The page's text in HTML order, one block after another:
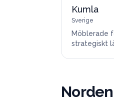
Kumla
Sverige
Möblerade
strategiskt
Norden